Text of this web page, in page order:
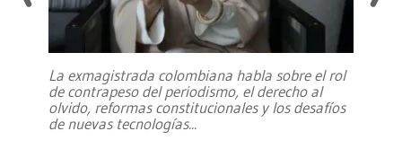
La exmagistrada colombiana habla sobre el rol
de contrapeso del periodismo, el derecho al
olvido, reformas constitucionales y los desafíos
de nuevas tecnologías...